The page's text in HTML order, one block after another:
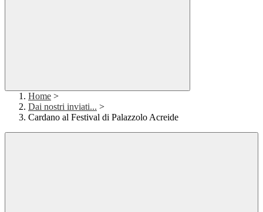
Home >
Dai nostri inviati... >
Cardano al Festival di Palazzolo Acreide